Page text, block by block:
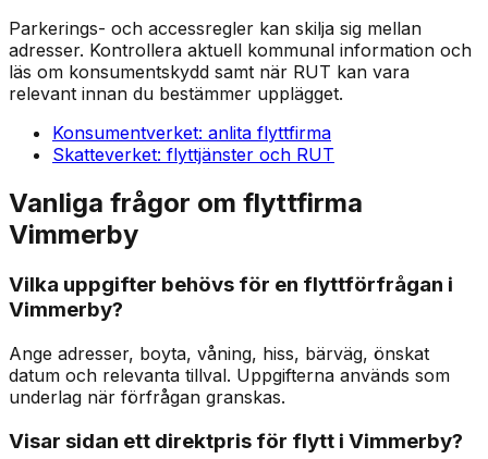
Parkerings- och accessregler kan skilja sig mellan
adresser. Kontrollera aktuell kommunal information och
läs om konsumentskydd samt när RUT kan vara
relevant innan du bestämmer upplägget.
Konsumentverket: anlita flyttfirma
Skatteverket: flyttjänster och RUT
Vanliga frågor om flyttfirma
Vimmerby
Vilka uppgifter behövs för en flyttförfrågan i
Vimmerby?
Ange adresser, boyta, våning, hiss, bärväg, önskat
datum och relevanta tillval. Uppgifterna används som
underlag när förfrågan granskas.
Visar sidan ett direktpris för flytt i Vimmerby?